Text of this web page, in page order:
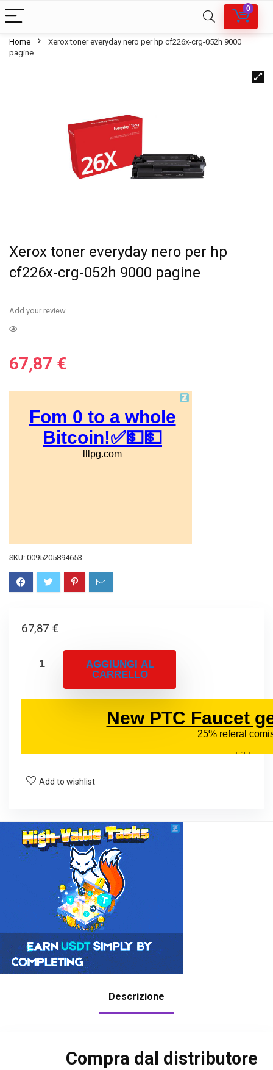
0
Home
Xerox toner everyday nero per hp cf226x-crg-052h 9000
pagine
Xerox toner everyday nero per hp
cf226x-crg-052h 9000 pagine
Add your review
67,87 €
SKU: 0095205894653
67,87 €
AGGIUNGI AL
CARRELLO
Add to wishlist
Descrizione
Compra dal distributore